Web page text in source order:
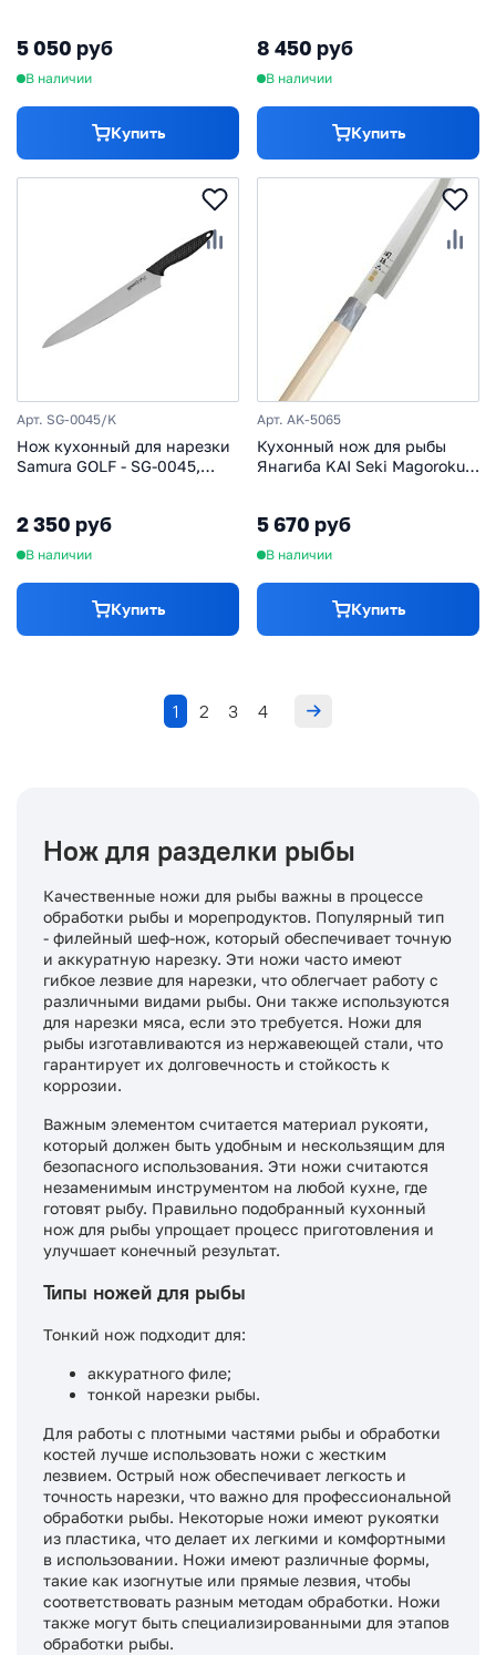
5 050 руб
В наличии
Купить
8 450 руб
В наличии
Купить
Арт. SG-0045/K
Нож кухонный для нарезки
Samura GOLF - SG-0045,
2 350 руб
В наличии
Купить
Арт. AK-5065
Кухонный нож для рыбы
Янагиба KAI Seki Magoroku
5 670 руб
В наличии
Купить
1 2 3 4
Нож для разделки рыбы
Качественные ножи для рыбы важны в процессе
обработки рыбы и морепродуктов. Популярный тип
- филейный шеф-нож, который обеспечивает точную
и аккуратную нарезку. Эти ножи часто имеют
гибкое лезвие для нарезки, что облегчает работу с
различными видами рыбы. Они также используются
для нарезки мяса, если это требуется. Ножи для
рыбы изготавливаются из нержавеющей стали, что
гарантирует их долговечность и стойкость к
коррозии.
Важным элементом считается материал рукояти,
который должен быть удобным и нескользящим для
безопасного использования. Эти ножи считаются
незаменимым инструментом на любой кухне, где
готовят рыбу. Правильно подобранный кухонный
нож для рыбы упрощает процесс приготовления и
улучшает конечный результат.
Типы ножей для рыбы
Тонкий нож подходит для:
аккуратного филе;
тонкой нарезки рыбы.
Для работы с плотными частями рыбы и обработки
костей лучше использовать ножи с жестким
лезвием. Острый нож обеспечивает легкость и
точность нарезки, что важно для профессиональной
обработки рыбы. Некоторые ножи имеют рукоятки
из пластика, что делает их легкими и комфортными
в использовании. Ножи имеют различные формы,
такие как изогнутые или прямые лезвия, чтобы
соответствовать разным методам обработки. Ножи
также могут быть специализированными для этапов
обработки рыбы.